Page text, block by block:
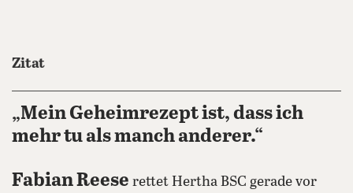
Zitat
„Mein Geheimrezept ist, dass ich
mehr tu als manch anderer.“
Fabian Reese rettet Hertha BSC gerade vor